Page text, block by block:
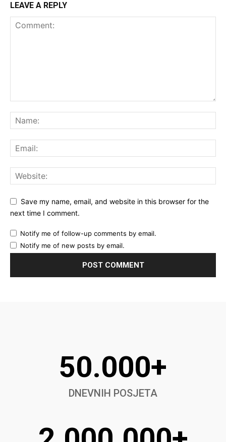
LEAVE A REPLY
Save my name, email, and website in this browser for the
next time I comment.
Notify me of follow-up comments by email.
Notify me of new posts by email.
50.000+
DNEVNIH POSJETA